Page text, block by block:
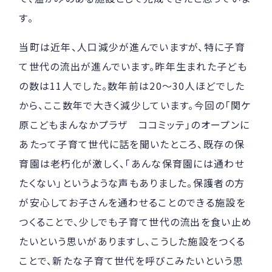
す。
当町は近年、人口減少が進んでいますが、特に子育
て世代の流出が進んでいます。昨年生まれた子ども
の数は11人でした。数年前は20～30人ほどでした
から、ここ数年で大きく減少しています。今回の「関ケ
原こどもまんなかプラザ ココミッテ」のオープンに
あたって子育て世代に話を聞いたところ、既存の保
育園は老朽化が激しく、「あんな保育園には通わせ
たくない」というような声もありました。保護者の方
が安心してお子さんを通わせることのできる施設を
つくることで、少しでも子育て世代の流出を食い止め
たいという思いがありますし、こうした施設をつくる
ことで、新たな子育て世代を呼びこみたいという思